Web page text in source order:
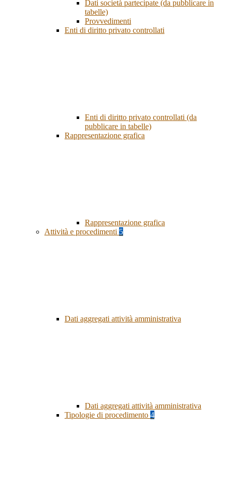
Dati società partecipate (da pubblicare in
tabelle)
Provvedimenti
Enti di diritto privato controllati
Enti di diritto privato controllati (da
pubblicare in tabelle)
Rappresentazione grafica
Rappresentazione grafica
Attività e procedimenti 5
Dati aggregati attività amministrativa
Dati aggregati attività amministrativa
Tipologie di procedimento 4